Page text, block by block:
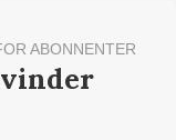
ABONNENTER